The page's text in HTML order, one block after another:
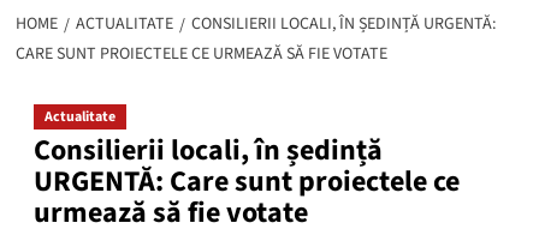
HOME ACTUALITATE
CONSILIERII LOCALI, ÎN ȘEDINȚĂ URGENTĂ:
CARE SUNT PROIECTELE CE URMEAZĂ SĂ FIE VOTATE
Actualitate
Consilierii locali, în ședință
URGENTĂ: Care sunt proiectele ce
urmează să fie votate